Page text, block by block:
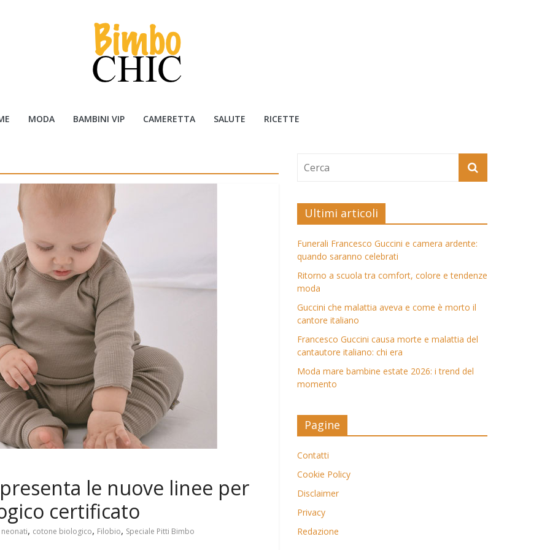
MODA BAMBINI VIP CAMERETTA SALUTE RICETTE
le nuove linee per
certificato
, cotone biologico, Filobio, Speciale Pitti Bimbo
Ultimi articoli
Funerali Francesco Guccini e camera ardente:
quando saranno celebrati
Ritorno a scuola tra comfort, colore e tendenze
moda
Guccini che malattia aveva e come è morto il
cantore italiano
Francesco Guccini causa morte e malattia del
cantautore italiano: chi era
Moda mare bambine estate 2026: i trend del
momento
Pagine
Contatti
Cookie Policy
Disclaimer
Privacy
Redazione